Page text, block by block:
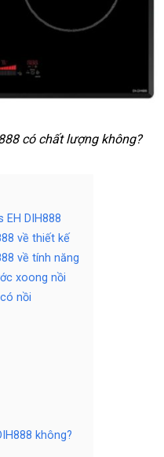
có chất lượng không?
DIH888
về thiết kế
về tính năng
xoong nồi
nồi
không?